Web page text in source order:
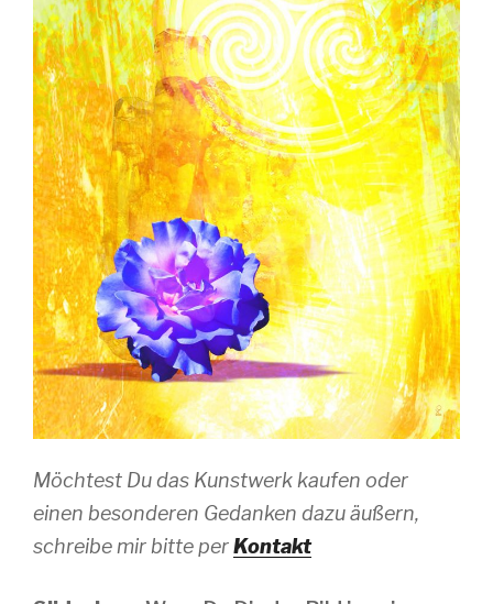
Möchtest Du das Kunstwerk kaufen oder
einen besonderen Gedanken dazu äußern,
schreibe mir bitte perKontakt